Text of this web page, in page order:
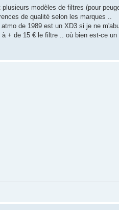
modèles de filtres (pour
de qualité selon les marques ..
de 1989 est un XD3 si je ne
+ de 15 € le filtre .. où bien est-ce